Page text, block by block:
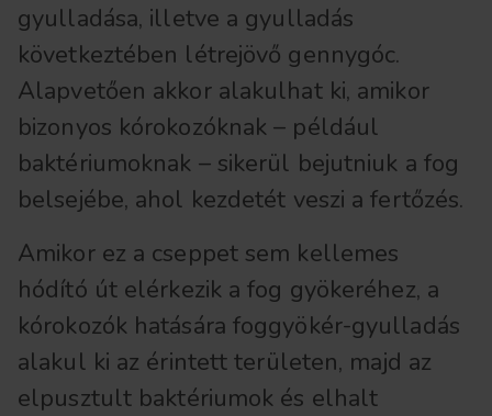
gyulladása, illetve a gyulladás
következtében létrejövő gennygóc.
Alapvetően akkor alakulhat ki, amikor
bizonyos kórokozóknak – például
baktériumoknak – sikerül bejutniuk a fog
belsejébe, ahol kezdetét veszi a fertőzés.
Amikor ez a cseppet sem kellemes
hódító út elérkezik a fog gyökeréhez, a
kórokozók hatására foggyökér-gyulladás
alakul ki az érintett területen, majd az
elpusztult baktériumok és elhalt